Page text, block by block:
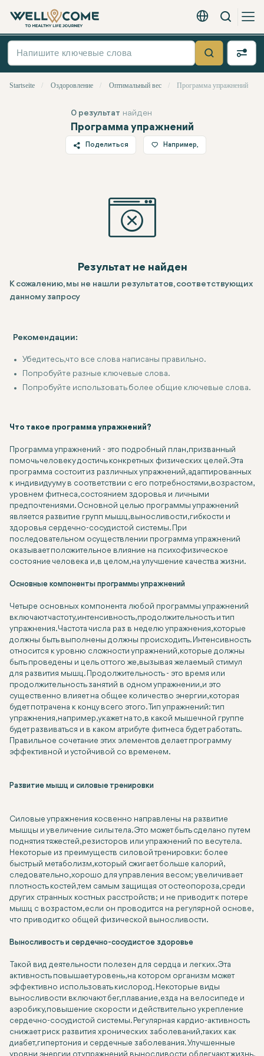
Русский - EUR
Вызов
Быстрое
Suche
Startseite Оздоровление Оптимальный вес Программа упражнений
Программа упражнений
0 результат найден
Поделиться Например,
Результат не найден
К сожалению, мы не нашли результатов, соответствующих
данному запросу
Рекомендации:
Убедитесь, что все слова написаны правильно.
Попробуйте разные ключевые слова.
Попробуйте использовать более общие ключевые слова.
Что такое программа упражнений?
Программа упражнений - это подробный план, призванный
помочь человеку достичь конкретных физических целей. Эта
программа состоит из различных упражнений, адаптированных
к индивидууму в соответствии с его потребностями, возрастом,
уровнем фитнеса, состоянием здоровья и личными
предпочтениями. Основной целью программы упражнений
является развитие групп мышц, выносливости, гибкости и
здоровья сердечно-сосудистой системы. При
последовательном осуществлении программа упражнений
оказывает положительное влияние на психофизическое
состояние человека и, в целом, на улучшение качества жизни.
Основные компоненты программы упражнений
Четыре основных компонента любой программы упражнений
включают частоту, интенсивность, продолжительность и тип
упражнения. Частота числа раз в неделю упражнения, которые
должны быть выполнены должны происходить. Интенсивность
относится к уровню сложности упражнений, которые должны
быть проведены и цель от того же, вызывая желаемый стимул
для развития мышц. Продолжительность - это время или
продолжительность занятий в одном упражнении, и это
существенно влияет на общее количество энергии, которая
будет потрачена к концу всего этого. Тип упражнений: тип
упражнения, например, укажет на то, в какой мышечной группе
будет развиваться и в каком атрибуте фитнеса будет работать.
Правильное сочетание этих элементов делает программу
эффективной и устойчивой со временем.
Развитие мышц и силовые тренировки
Силовые упражнения косвенно направлены на развитие
мышцы и увеличение силы тела. Это может быть сделано путем
поднятия тяжестей, резисторов или упражнений по весу тела.
Некоторые из преимуществ силовой тренировки: более
быстрый метаболизм, который сжигает больше калорий,
следовательно, хорошо для управления весом; увеличивает
плотность костей, тем самым защищая от остеопороза, среди
других странных костных расстройств; и не приводит к потере
мышц с возрастом, если он проводится на регулярной основе,
что приводит ко общей физической выносливости.
Выносливость и сердечно-сосудистое здоровье
Такой вид деятельности полезен для сердца и легких. Эта
активность повышает уровень, на котором организм может
эффективно использовать кислород. Некоторые виды
выносливости включают бег, плавание, езда на велосипеде и
аэробику, повышение скорости и действительно укрепление
сердечно-сосудистой системы. Регулярная кардио-активность
снижает риск развития хронических заболеваний, таких как
диабет, гипертония и сердечные заболевания. Улучшенные